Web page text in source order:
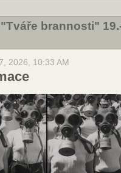
brannosti"
2026, 10:33 AM